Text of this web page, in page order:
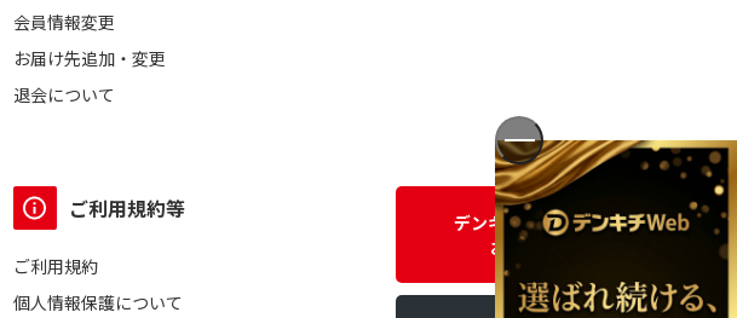
会員情報変更
お届け先追加・変更
退会について
ご利用規約等
ご利用規約
個人情報保護について
デンキチWEBに関する
お問い合わせ